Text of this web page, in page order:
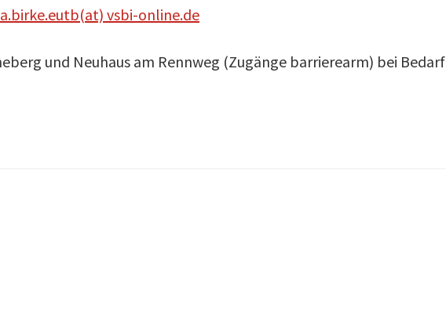
vsbi-online.de
und Neuhaus am Rennweg (Zugänge barrierearm) bei Bedarf